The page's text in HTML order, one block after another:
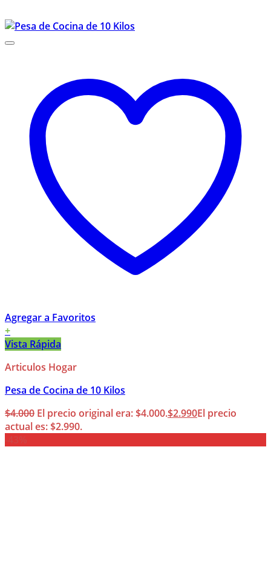
Agregar a Favoritos
+
Vista Rápida
Articulos Hogar
Pesa de Cocina de 10 Kilos
$4.000 El precio original era: $4.000.$2.990El precio
actual es: $2.990.